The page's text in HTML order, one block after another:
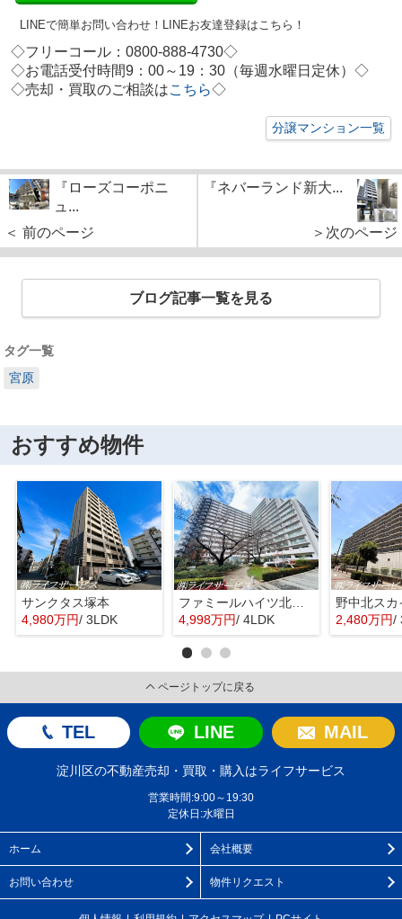
LINEで簡単お問い合わせ！ LINEお友達登録はこちら！
◇フリーコール：0800-888-4730◇
◇お電話受付時間9：00～19：30（毎週水曜日定休）◇
◇売却・買取のご相談はこちら◇
分譲マンション一覧
『ローズコーポニ
ュ...
＜ 前のページ
『ネバーランド新大...
＞次のページ
ブログ記事一覧を見る
タグ一覧
宮原
おすすめ物件
サンクタス塚本
4,980万円/ 3LDK
ファミールハイツ北大阪４号棟
4,998万円/ 4LDK
野中北スカ
2,480万円/
ページトップに戻る
TEL LINE MAIL
淀川区の不動産売却・買取・購入はライフサービス
営業時間:9:00～19:30
定休日:水曜日
ホーム 会社概要
お問い合わせ 物件リクエスト